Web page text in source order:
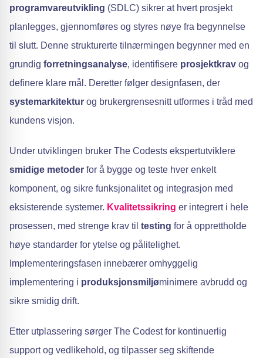
programvareutvikling (SDLC) sikrer at hvert prosjekt
planlegges, gjennomføres og styres nøye fra begynnelse
til slutt. Denne strukturerte tilnærmingen begynner med en
grundig forretningsanalyse, identifisere prosjektkrav og
definere klare mål. Deretter følger designfasen, der
systemarkitektur og brukergrensesnitt utformes i tråd med
kundens visjon.
Under utviklingen bruker The Codests ekspertutviklere
smidige metoder for å bygge og teste hver enkelt
komponent, og sikre funksjonalitet og integrasjon med
eksisterende systemer. Kvalitetssikring er integrert i hele
prosessen, med strenge krav til testing for å opprettholde
høye standarder for ytelse og pålitelighet.
Implementeringsfasen innebærer omhyggelig
implementering i produksjonsmiljøminimere avbrudd og
sikre smidig drift.
Etter utplassering sørger The Codest for kontinuerlig
support og vedlikehold, og tilpasser seg skiftende